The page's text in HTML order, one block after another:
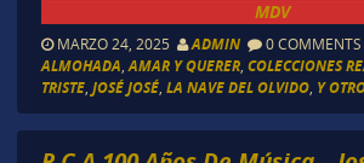
MDV
MARZO 24, 2025 ADMIN 0 COMMENTS
ALMOHADA AMAR Y QUERER, COLECCIONES
TRISTE, JOSÉ JOSÉ, LA NAVE DEL OLVIDO, Y